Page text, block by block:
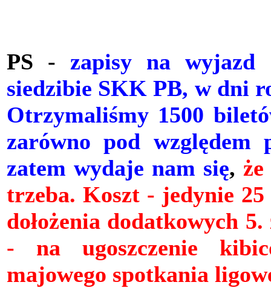
PS - zapisy na wyjazd
siedzibie SKK PB, w dni
Otrzymaliśmy 1500
zarówno pod
zatem wydaje nam się,
trzeba. Koszt - jedynie 25
dołożenia dodatkowych
- na ugoszczenie
majowego spotkania